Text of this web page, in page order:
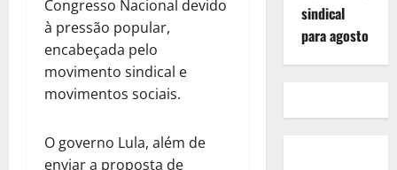
Congresso Nacional devido
à pressão popular,
encabeçada pelo
movimento sindical e
movimentos sociais.
O governo Lula, além de
enviar a proposta de
sindical
para agosto